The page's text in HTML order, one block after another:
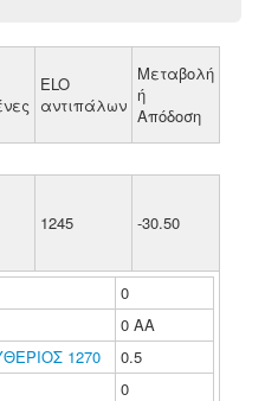
ELO
αντιπάλων
Μεταβολή
ή
Απόδοση
1245 -30.50
0
0 ΑΑ
1270
0.5
0